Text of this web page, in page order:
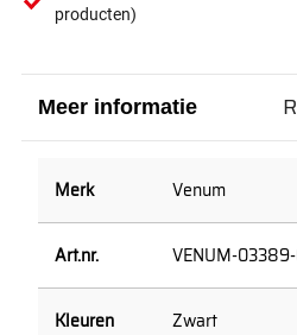
producten)
Meer informatie
Venum
VENUM-
Zwart